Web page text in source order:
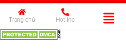
Trang chủ Hotline